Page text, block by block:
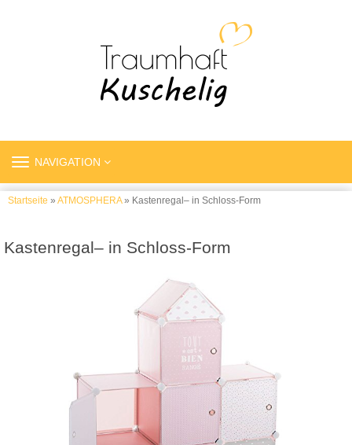
TOGGLE
NAVIGATION
Startseite » ATMOSPHERA» Kastenregal– in Schloss-Form
Kastenregal– in Schloss-Form